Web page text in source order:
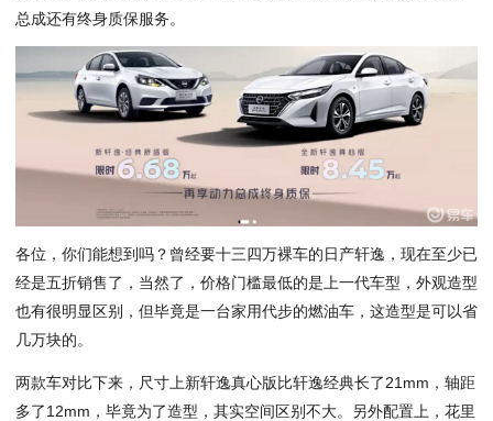
总成还有终身质保服务。
各位，你们能想到吗？曾经要十三四万裸车的日产轩逸，现在至少已
经是五折销售了，当然了，价格门槛最低的是上一代车型 ，外观造型
也有很明显区别，但毕竟是一台家用代步的燃油车，这造型是可以省
几万块的。
两款车对比下来，尺寸上新轩逸真心版比轩逸经典长了21mm， 轴距
多了12mm，毕竟为了造型，其实空间区别不大。另外配置上，花里